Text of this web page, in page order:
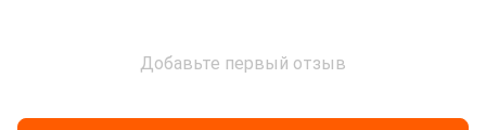
Добавьте первый отзыв